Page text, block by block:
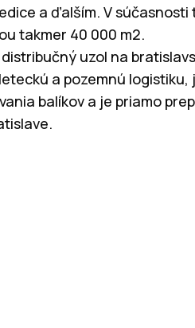
a ďalším. V súčasnosti
takmer 40 000 m2.
uzol na
a pozemnú logistiku,
balíkov a je priamo